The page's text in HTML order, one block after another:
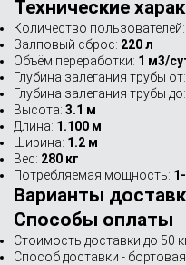
Технические
Количество пользователей:
Залповый сброс: 220 л
Объём переработки: 1 м3/
Глубина залегания трубы от:
Глубина залегания трубы до:
Высота: 3.1 м
Длина: 1.100 м
Ширина: 1.2 м
Вес: 280 кг
Потребляемая мощность:
Варианты
Способы оплаты
Стоимость доставки до 50
Способ доставки -